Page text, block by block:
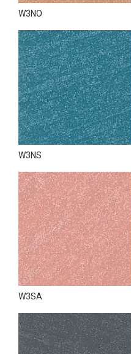
W3NO
W3NS
W3SA